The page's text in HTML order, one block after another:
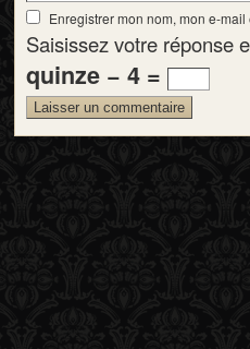
Enregistrer mon nom, mon e-
Saisissez votre réponse
quinze − 4 =